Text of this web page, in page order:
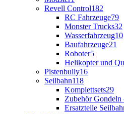
Revell Control182
RC Fahrzeuge79
Monster Trucks32
Wasserfahrzeug10
Baufahrzeuge21
Roboter5
Helikopter und
Pistenbully16
Seilbahn118
Komplettsets29
Zubehör Gondeln
Ersatzteile